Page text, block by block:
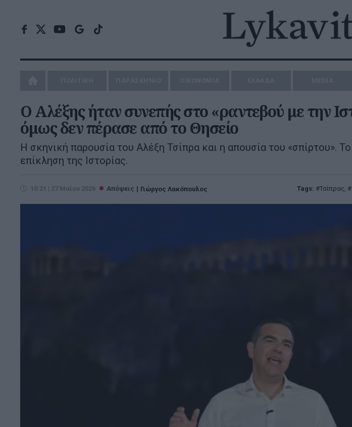
Ο Αλέξης ήταν συνεπής στο «ραντεβού με την
όμως δεν πέρασε από το Θησείο
Η σκηνική παρουσία του Αλέξη Τσίπρα και η απουσία του «σπίρτου».
επίκληση της Ιστορίας.
10:21 | 27 Μαΐου 2026 Απόψεις Γιώργος Λακόπουλος Tags: Τσίπρας,